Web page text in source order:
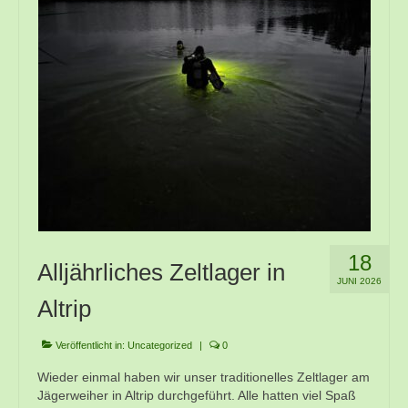
Kontakt
Unsere Trainingszeiten
Unsere Ausbilder
Ausbildungsstufen im VDST
Links
18
JUNI 2026
Alljährliches Zeltlager in
Altrip
Veröffentlicht in: Uncategorized | 0
Wieder einmal haben wir unser traditionelles Zeltlager am
Jägerweiher in Altrip durchgeführt. Alle hatten viel Spaß